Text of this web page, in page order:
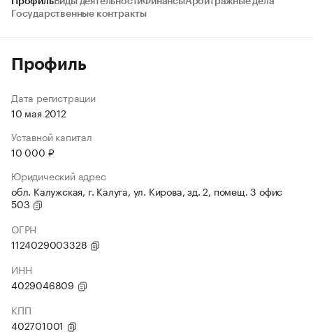
Государственные контракты
Профиль
Дата регистрации
10 мая 2012
Уставной капитал
10 000 ₽
Юридический адрес
обл. Калужская, г. Калуга, ул. Кирова, зд. 2, помещ. 3 офис
503
ОГРН
1124029003328
ИНН
4029046809
КПП
402701001